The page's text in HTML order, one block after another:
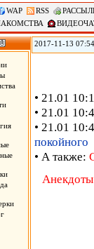
WAP RSS
2017-11-13
самолетов и
вертолетов
• 21.01
• 21.01
• 21.01
покойного
• А также: